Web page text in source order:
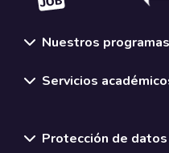
Nuestros programas
Servicios
Protección de datos